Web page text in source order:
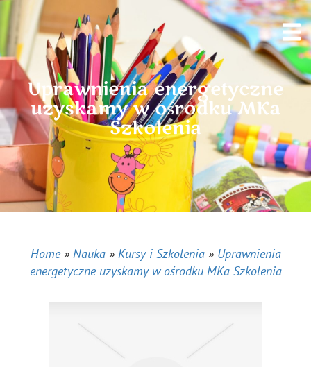
Uprawnienia energetyczne
uzyskamy w ośrodku MKa
Szkolenia
Home» Nauka» Kursy i Szkolenia» Uprawnienia
energetyczne uzyskamy w ośrodku MKa Szkolenia